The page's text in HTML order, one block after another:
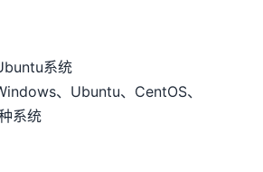
系统
、Ubuntu、CentOS、
系统